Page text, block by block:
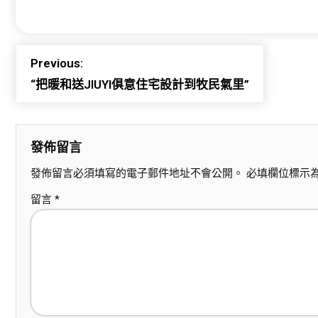
Previous:
“把暖和送JIUYI俱意住宅設計到牧民氣里”
發佈留言
發佈留言必須填寫的電子郵件地址不會公開。 必填欄位標示
留言 *